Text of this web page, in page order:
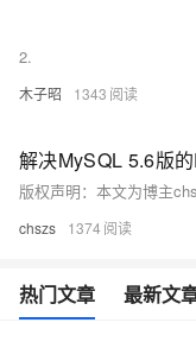
2.
木子昭 1343
解决MySQL 5.6版
chszs 1374
热门文章 最新文